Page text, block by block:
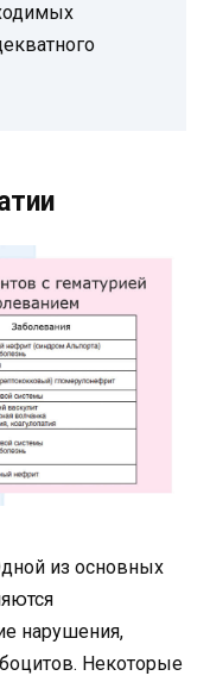
из основных
нарушения,
Некоторые